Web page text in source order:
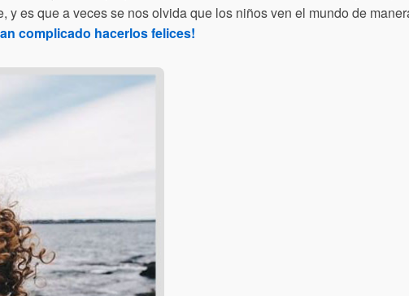
y es que a veces se nos olvida que los niños ven el mundo de
complicado hacerlos felices!